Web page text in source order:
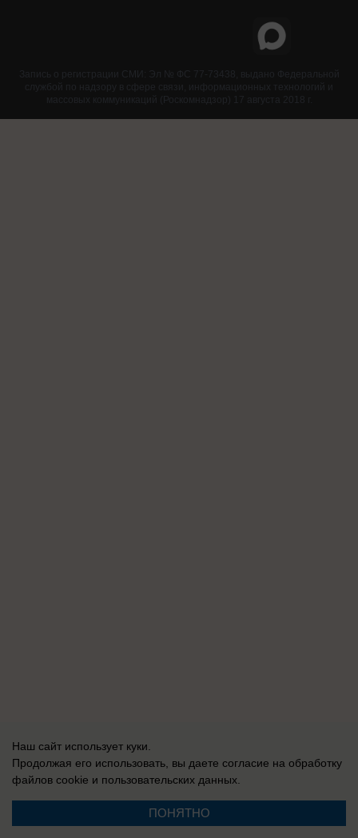
Запись о регистрации СМИ: Эл № ФС 77-73438, выдано Федеральной
службой по надзору в сфере связи, информационных технологий и
массовых коммуникаций (Роскомнадзор) 17 августа 2018 г.
Наш сайт использует куки.
Продолжая его использовать, вы даете согласие на обработку
файлов cookie и пользовательских данных.
ПОНЯТНО